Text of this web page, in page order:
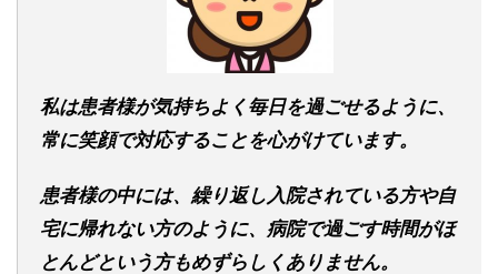
私は患者様が気持ちよく毎日を過ごせるように、
常に笑顔で対応することを心がけています。
患者様の中には、繰り返し入院されている方や自
宅に帰れない方のように、病院で過ごす時間がほ
とんどという方もめずらしくありません。